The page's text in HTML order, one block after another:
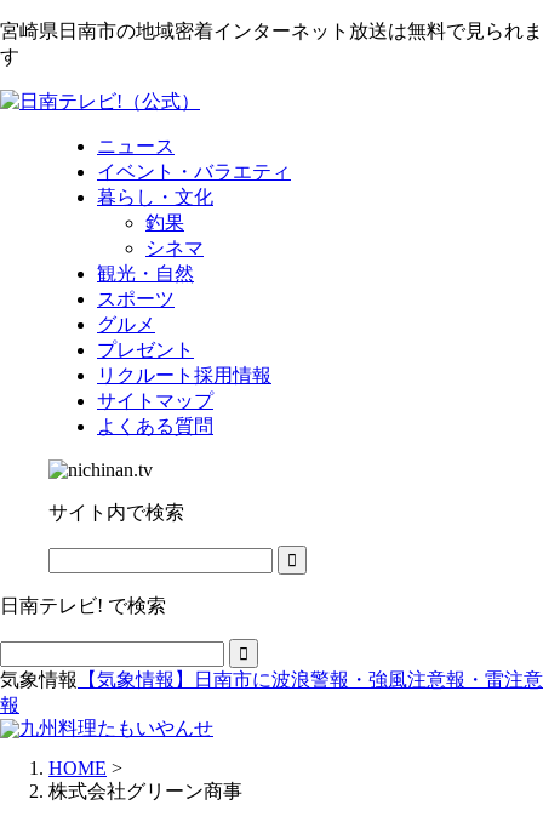
宮崎県日南市の地域密着インターネット放送は無料で見られま
す
ニュース
イベント・バラエティ
暮らし・文化
釣果
シネマ
観光・自然
スポーツ
グルメ
プレゼント
リクルート採用情報
サイトマップ
よくある質問
サイト内で検索
日南テレビ! で検索
気象情報
【気象情報】日南市に波浪警報・強風注意報・雷注意
報
HOME >
株式会社グリーン商事